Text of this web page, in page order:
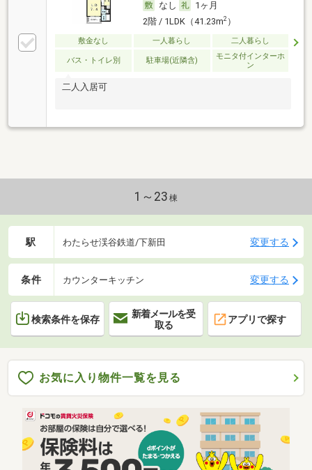
なし
1ヶ月
2階 / 1LDK（41.23m2）
敷金なし 一人暮らし 二人暮らし
バス・トイレ別 駐車場(近隣含)
モニタ付インターホ
ン
二人入居可
1～23 棟
駅 わたらせ渓谷鉄道/下新田 変更する
条件 カウンターキッチン 変更する
検索条件を保存
新着メールを受
取る
アプリで探す
お気に入り物件一覧を見る